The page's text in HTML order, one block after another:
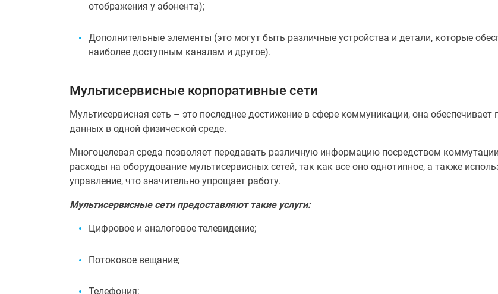
отображения у абонента);
Дополнительные элементы (это могут быть различные устройства и детали, которые
наиболее доступным каналам и другое).
Мультисервисные корпоративные сети
Мультисервисная сеть – это последнее достижение в сфере коммуникации, она
данных в одной физической среде.
Многоцелевая среда позволяет передавать различную информацию посредством
расходы на оборудование мультисервисных сетей, так как все оно однотипное, а также
управление, что значительно упрощает работу.
Мультисервисные сети предоставляют такие услуги:
Цифровое и аналоговое телевидение;
Потоковое вещание;
Телефония;